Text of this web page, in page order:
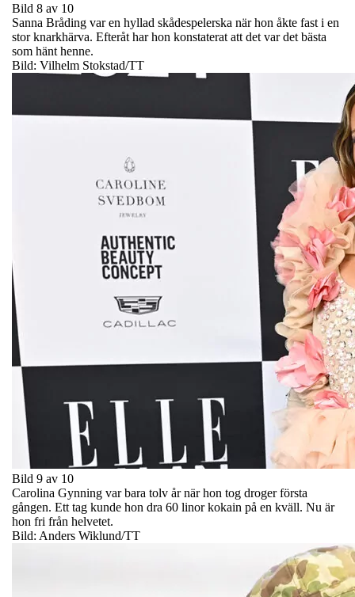
Bild 8 av 10
Sanna Bråding var en hyllad skådespelerska när hon åkte fast i en
stor knarkhärva. Efteråt har hon konstaterat att det var det bästa
som hänt henne.
Bild: Vilhelm Stokstad/TT
Bild 9 av 10
Carolina Gynning var bara tolv år när hon tog droger första
gången. Ett tag kunde hon dra 60 linor kokain på en kväll. Nu är
hon fri från helvetet.
Bild: Anders Wiklund/TT